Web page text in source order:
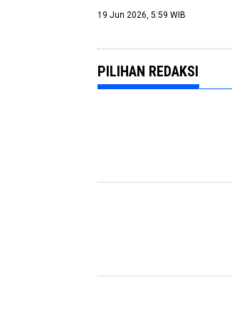
19 Jun 2026, 5:59 WIB
PILIHAN REDAKSI